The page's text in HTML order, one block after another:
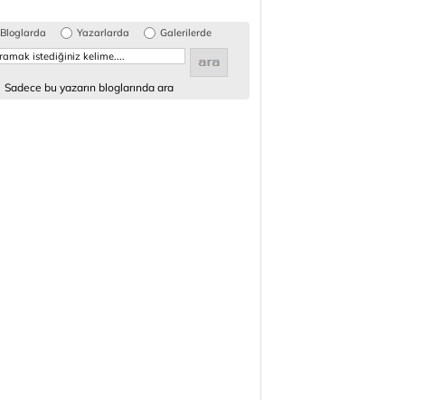
Bloglarda Yazarlarda Galerilerde
Sadece bu yazarın bloglarında ara